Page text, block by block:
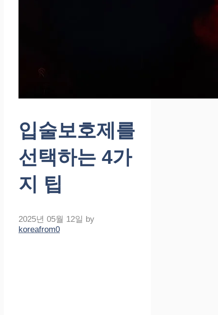
입술보호제를
선택하는 4가
지 팁
2025년 05월 12일 by
koreafrom0